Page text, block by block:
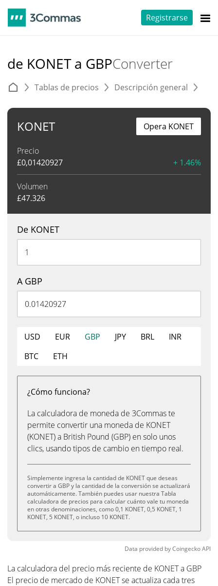
Registrarse
de KONET a GBPConverter
Tablas de precios Descripción general
KONET
Precio
£0,01420927 + 1.46%
Volumen
£47.326
Opera KONET
De KONET
A GBP
USD EUR GBP JPY BRL
INR
BTC
ETH
¿Cómo funciona?
La calculadora de moneda de 3Commas te
permite convertir una moneda de KONET
(KONET) a British Pound (GBP) en solo unos
clics, usando tipos de cambio en tiempo real.
Simplemente ingresa la cantidad de KONET que deseas
convertir a GBP y la cantidad de la conversión se actualizará
automáticamente. También puedes usar nuestra Tabla
calculadora de precios para calcular cuánto vale tu moneda
en otras denominaciones, como 0,1 KONET, 0,5 KONET, 1
KONET, 5 KONET, o incluso 10 KONET.
Data provided byCoingeckoAPI
La calculadora del precio más reciente de KONET a GBP
El precio de mercado de KONET se actualiza cada tres